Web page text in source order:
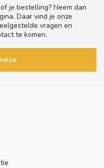
je bestelling? Neem dan
Daar vind je onze
vragen en
te komen.